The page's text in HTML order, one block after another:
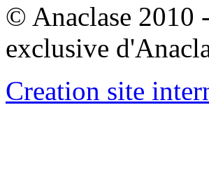
© Anaclase 2010
exclusive
Creation site